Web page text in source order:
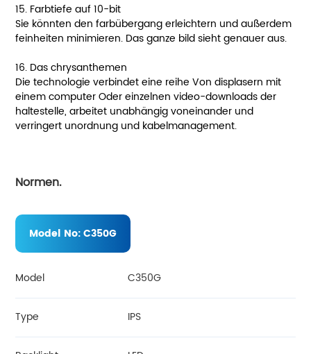
15. Farbtiefe auf 10-bit
Sie könnten den farbübergang erleichtern und außerdem
feinheiten minimieren. Das ganze bild sieht genauer aus.
16. Das chrysanthemen
Die technologie verbindet eine reihe Von displasern mit
einem computer Oder einzelnen video-downloads der
haltestelle, arbeitet unabhängig voneinander und
verringert unordnung und kabelmanagement.
Normen.
Model No:C350G
Model C350G
Type IPS